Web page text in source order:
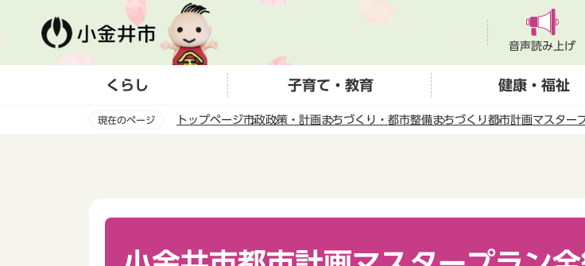
ー
音声読み上げ
くらし 子育て・教育 健康・福祉
現在のページ トップページ市政政策・計画まちづくり・都市整備まちづくり都市計画マスター